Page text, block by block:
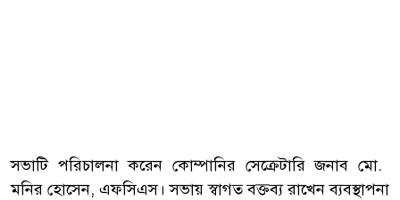
সভাটি পরিচালনা করেন কোম্পানির সেক্রেটারি জনাব মো.
মনির হোসেন, এফসিএস। সভায় স্বাগত বক্তব্য রাখেন ব্যবস্থাপনা